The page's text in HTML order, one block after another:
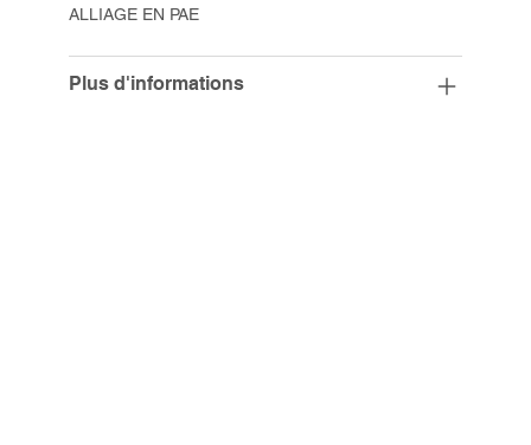
ALLIAGE EN PAE
Plus d'informations